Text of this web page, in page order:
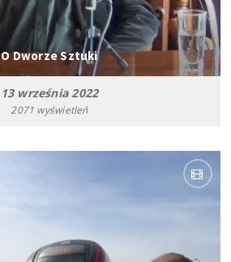
O Dworze Sztuki
13 września 2022
2071 wyświetleń